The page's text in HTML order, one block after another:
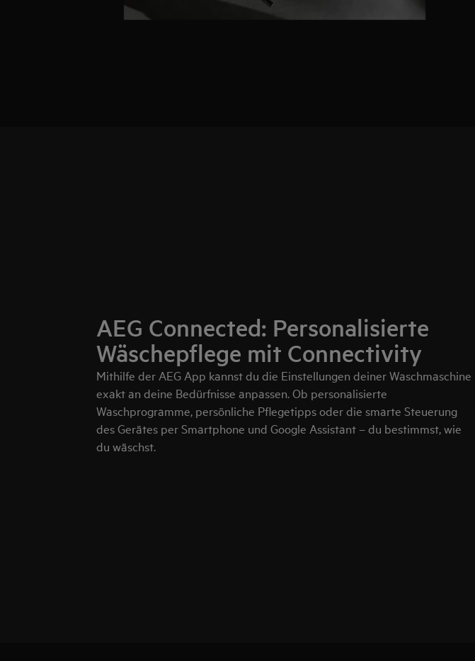
AEG Connected: Personalisierte
Wäschepflege mit Connectivity
Mithilfe der AEG App kannst du die Einstellungen deiner Waschmaschine
exakt an deine Bedürfnisse anpassen. Ob personalisierte
Waschprogramme, persönliche Pflegetipps oder die smarte Steuerung
des Gerätes per Smartphone und Google Assistant – du bestimmst, wie
du wäschst.